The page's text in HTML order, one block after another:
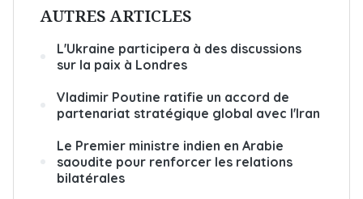
AUTRES ARTICLES
L'Ukraine participera à des discussions
sur la paix à Londres
Vladimir Poutine ratifie un accord de
partenariat stratégique global avec l'Iran
Le Premier ministre indien en Arabie
saoudite pour renforcer les relations
bilatérales